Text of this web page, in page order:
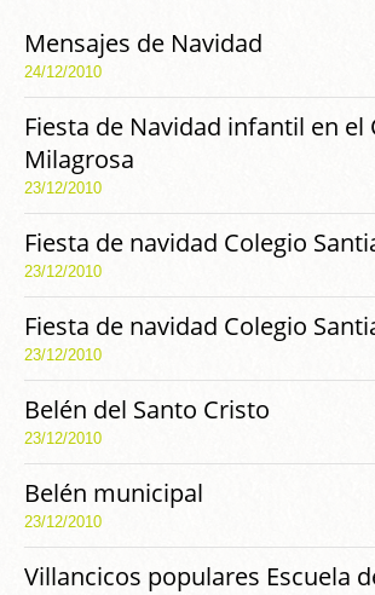
Mensajes de Navidad
24/12/2010
Fiesta de Navidad infantil en el
Milagrosa
23/12/2010
Fiesta de navidad Colegio
23/12/2010
Fiesta de navidad Colegio
23/12/2010
Belén del Santo Cristo
23/12/2010
Belén municipal
23/12/2010
Villancicos populares Escuela